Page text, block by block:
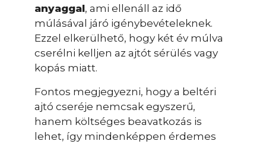
anyaggal, ami ellenáll az idő
múlásával járó igénybevételeknek.
Ezzel elkerülhető, hogy két év múlva
cserélni kelljen az ajtót sérülés vagy
kopás miatt.
Fontos megjegyezni, hogy a beltéri
ajtó cseréje nemcsak egyszerű,
hanem költséges beavatkozás is
lehet, így mindenképpen érdemes